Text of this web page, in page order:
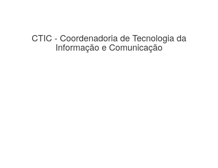
CTIC - Coordenadoria de Tecnologia da
Informação e Comunicação